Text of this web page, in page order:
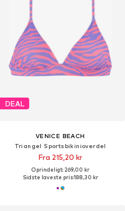
DEAL
VENICE BEACH
Triangel Sportsbikinioverdel
Fra 215,20 kr
Oprindeligt: 269,00 kr
Sidste laveste pris:188,30 kr